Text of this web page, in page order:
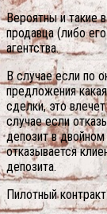
Вероятны и такие
продавца (либо
агентства.
В случае если по
предложения
сделки, это
случае если
депозит в
отказывается
депозита.
Пилотный контракт